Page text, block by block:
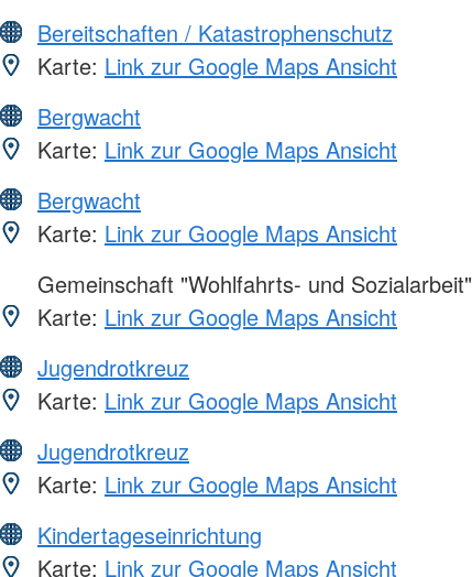
Bereitschaften / Katastrophenschutz
Karte: Link zur Google Maps Ansicht
Bergwacht
Karte: Link zur Google Maps Ansicht
Bergwacht
Karte: Link zur Google Maps Ansicht
Gemeinschaft "Wohlfahrts- und Sozialarbeit"
Karte: Link zur Google Maps Ansicht
Jugendrotkreuz
Karte: Link zur Google Maps Ansicht
Jugendrotkreuz
Karte: Link zur Google Maps Ansicht
Kindertageseinrichtung
Karte: Link zur Google Maps Ansicht